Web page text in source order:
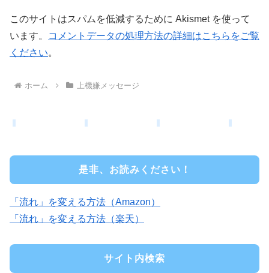
このサイトはスパムを低減するために Akismet を使って
います。
コメントデータの処理方法の詳細はこちらをご覧
ください。
ホーム 上機嫌メッセージ
是非、お読みください！
「流れ」を変える方法（Amazon）
「流れ」を変える方法（楽天）
サイト内検索